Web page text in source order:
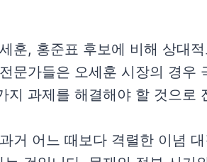
훈, 홍준표 후보에 비해 상대
문가들은 오세훈 시장의 경우
지 과제를 해결해야 할 것으로
거 어느 때보다 격렬한 이념